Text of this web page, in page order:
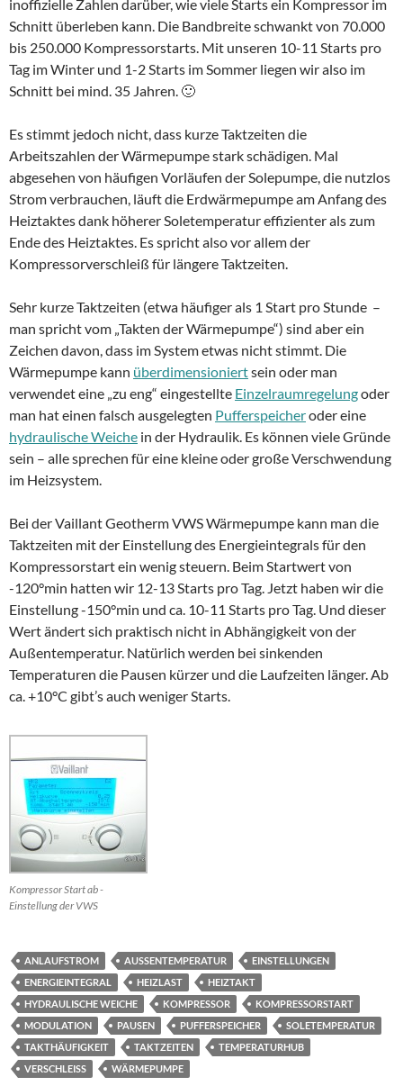
inoffizielle Zahlen darüber, wie viele Starts ein Kompressor im
Schnitt überleben kann. Die Bandbreite schwankt von 70.000
bis 250.000 Kompressorstarts. Mit unseren 10-11 Starts pro
Tag im Winter und 1-2 Starts im Sommer liegen wir also im
Schnitt bei mind. 35 Jahren. 🙂
Es stimmt jedoch nicht, dass kurze Taktzeiten die
Arbeitszahlen der Wärmepumpe stark schädigen. Mal
abgesehen von häufigen Vorläufen der Solepumpe, die nutzlos
Strom verbrauchen, läuft die Erdwärmepumpe am Anfang des
Heiztaktes dank höherer Soletemperatur effizienter als zum
Ende des Heiztaktes. Es spricht also vor allem der
Kompressorverschleiß für längere Taktzeiten.
Sehr kurze Taktzeiten (etwa häufiger als 1 Start pro Stunde –
man spricht vom „Takten der Wärmepumpe“) sind aber ein
Zeichen davon, dass im System etwas nicht stimmt. Die
Wärmepumpe kann überdimensioniertsein oder man
verwendet eine „zu eng“ eingestellte Einzelraumregelungoder
man hat einen falsch ausgelegten Pufferspeicheroder eine
hydraulische Weiche in der Hydraulik. Es können viele Gründe
sein – alle sprechen für eine kleine oder große Verschwendung
im Heizsystem.
Bei der Vaillant Geotherm VWS Wärmepumpe kann man die
Taktzeiten mit der Einstellung des Energieintegrals für den
Kompressorstart ein wenig steuern. Beim Startwert von
-120°min hatten wir 12-13 Starts pro Tag. Jetzt haben wir die
Einstellung -150°min und ca. 10-11 Starts pro Tag. Und dieser
Wert ändert sich praktisch nicht in Abhängigkeit von der
Außentemperatur. Natürlich werden bei sinkenden
Temperaturen die Pausen kürzer und die Laufzeiten länger. Ab
ca. +10°C gibt’s auch weniger Starts.
Kompressor Start ab -
Einstellung der VWS
ANLAUFSTROM AUSSENTEMPERATUR
EINSTELLUNGEN
ENERGIEINTEGRAL
HEIZLAST
HEIZTAKT
HYDRAULISCHE WEICHE
KOMPRESSOR
KOMPRESSORSTART
MODULATION
PAUSEN PUFFERSPEICHER
SOLETEMPERATUR
TAKTHÄUFIGKEIT
TAKTZEITEN
TEMPERATURHUB
VERSCHLEISS
WÄRMEPUMPE